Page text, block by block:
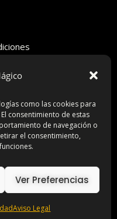
como las cookies para
consentimiento de estas
de navegación o
el consentimiento,
Ver Preferencias
Aviso Legal